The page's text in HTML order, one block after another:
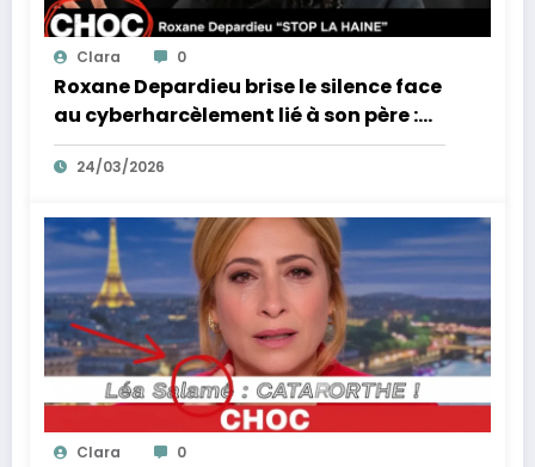
Clara 0
Roxane Depardieu brise le silence face
au cyberharcèlement lié à son père :
sa réponse inattendue !
24/03/2026
Clara 0